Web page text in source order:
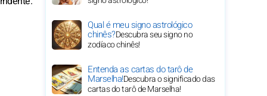
Qual é meu signo astrológico
chinês?Descubra seu signo no
zodíaco chinês!
Entenda as cartas do tarô de
Marselha!Descubra o significado das
cartas do tarô de Marselha!